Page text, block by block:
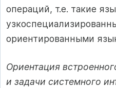
операций, т.е. такие
ориентированными
Ориентация
и задачи системного